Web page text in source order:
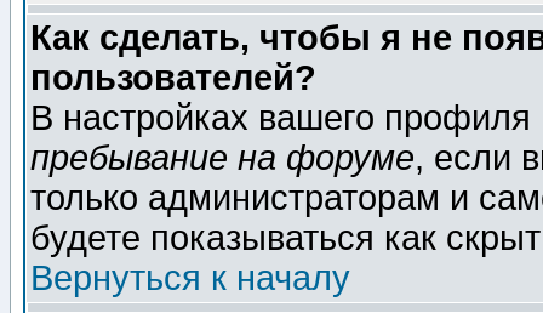
Как сделать, чтобы я не
пользователей?
В настройках вашего
пребывание на форуме, если
только администраторам и
будете показываться как
Вернуться к началу